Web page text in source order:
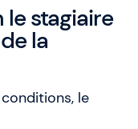
le stagiaire
la
le